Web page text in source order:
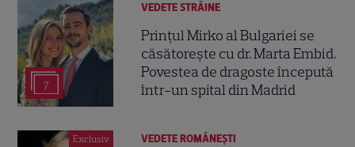
7
VEDETE STRĂINE
Prințul Mirko al Bulgariei se
căsătorește cu dr. Marta Embid.
Povestea de dragoste începută
într-un spital din Madrid
Exclusiv VEDETE ROMÂNEŞTI